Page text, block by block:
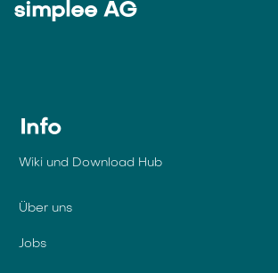
simplee AG
Info
Wiki und Download Hub
Über uns
Jobs